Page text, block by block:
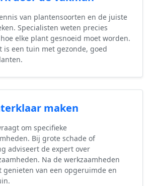
van plantensoorten en de juiste
Specialisten weten precies
elke plant gesnoeid moet worden.
is een tuin met gezonde, goed
maken
om specifieke
Bij grote schade of
adviseert de expert over
Na de werkzaamheden
genieten van een opgeruimde en